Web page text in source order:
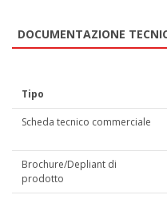
DOCUMENTAZIONE
Tipo
Scheda tecnico commerciale
Brochure/Depliant di
prodotto